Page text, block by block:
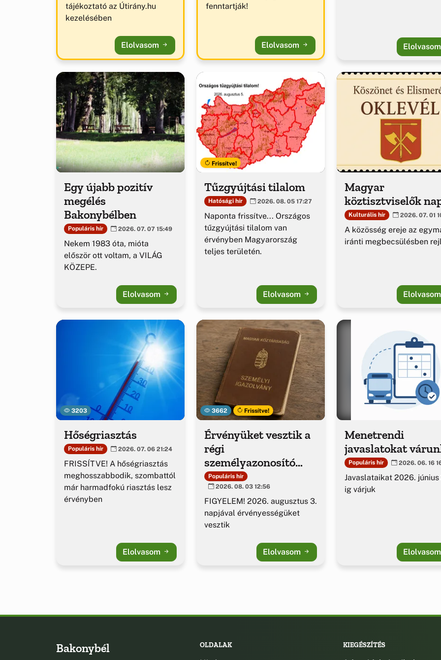
tájékoztató az Útirány.hu
kezelésében
Elolvasom
fenntartják!
Elolvasom Elolvasom
Egy újabb pozitív
megélés
Bakonybélben
Populáris hír 2026. 07. 07 15:49
Nekem 1983 óta, mióta
először ott voltam, a VILÁG
KÖZEPE.
Elolvasom
Frissítve!
Tűzgyújtási tilalom
Hatósági hír 2026. 08. 05 17:27
Naponta frissítve... Országos
tűzgyújtási tilalom van
érvényben Magyarország
teljes területén.
Elolvasom
Magyar
köztisztviselők
Kulturális hír 2026. 07. 01
A közösség ereje az
iránti megbecsülésben
Elolvasom
3203
Hőségriasztás
Populáris hír 2026. 07. 06 21:24
FRISSÍTVE! A hőségriasztás
meghosszabbodik, szombattól
már harmadfokú riasztás lesz
érvényben
Elolvasom
3662 Frissítve!
Érvényüket vesztik a
régi
személyazonosító
igazolványok
Populáris hír
2026. 08. 03 12:56
FIGYELEM! 2026. augusztus 3.
napjával érvényességüket
vesztik
Elolvasom
Menetrendi
javaslatokat
Populáris hír 2026. 06. 16
Javaslataikat 2026. június
ig várjuk
Elolvasom
Bakonybél OLDALAK KIEGÉSZÍTÉS